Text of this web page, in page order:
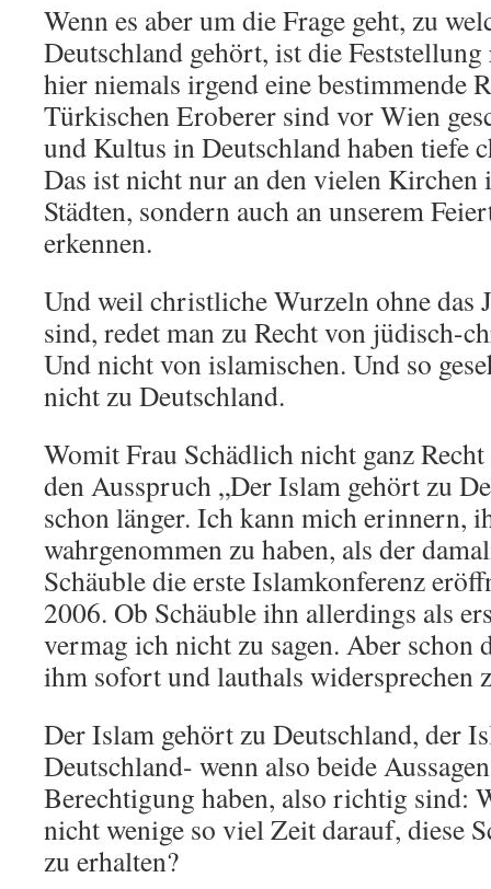
Wenn es aber um die Frage geht, zu
Deutschland gehört, ist die
hier niemals irgend eine bestimmende
Türkischen Eroberer sind vor Wien
und Kultus in Deutschland haben tiefe
Das ist nicht nur an den vielen
Städten, sondern auch an unserem
erkennen.
Und weil christliche Wurzeln ohne das
sind, redet man zu Recht von jüdisch-
Und nicht von islamischen. Und so
nicht zu Deutschland.
Womit Frau Schädlich nicht ganz
den Ausspruch „Der Islam gehört zu
schon länger. Ich kann mich erinnern,
wahrgenommen zu haben, als der
Schäuble die erste Islamkonferenz
2006. Ob Schäuble ihn allerdings als
vermag ich nicht zu sagen. Aber schon
ihm sofort und lauthals widersprechen
Der Islam gehört zu Deutschland, der
Deutschland- wenn also beide
Berechtigung haben, also richtig sind:
nicht wenige so viel Zeit darauf, diese
zu erhalten?